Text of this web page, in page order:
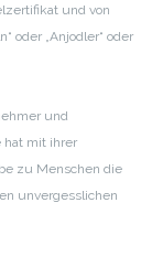
und von
oder „Anjodler“ oder
und
hat mit ihrer
zu Menschen die
unvergesslichen